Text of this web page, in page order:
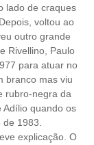
lado de craques
voltou ao
outro grande
Rivellino, Paulo
para atuar no
branco mas viu
rubro-negra da
Adílio quando os
de 1983.
explicação. O